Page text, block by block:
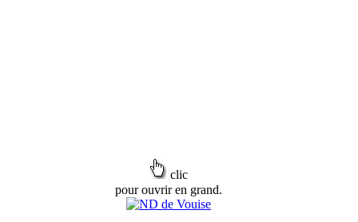
clic
pour ouvrir en grand.